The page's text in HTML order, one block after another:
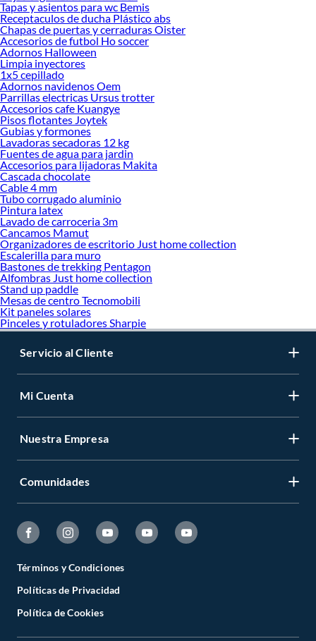
Tapas y asientos para wc Bemis
Receptaculos de ducha Plástico abs
Chapas de puertas y cerraduras Oister
Accesorios de futbol Ho soccer
Adornos Halloween
Limpia inyectores
1x5 cepillado
Adornos navidenos Oem
Parrillas electricas Ursus trotter
Accesorios cafe Kuangye
Pisos flotantes Joytek
Gubias y formones
Lavadoras secadoras 12 kg
Fuentes de agua para jardin
Accesorios para lijadoras Makita
Cascada chocolate
Cable 4 mm
Tubo corrugado aluminio
Pintura latex
Lavado de carroceria 3m
Cancamos Mamut
Organizadores de escritorio Just home collection
Escalerilla para muro
Bastones de trekking Pentagon
Alfombras Just home collection
Stand up paddle
Mesas de centro Tecnomobili
Kit paneles solares
Pinceles y rotuladores Sharpie
Servicio al Cliente
Mi Cuenta
Nuestra Empresa
Comunidades
Términos y Condiciones
Políticas de Privacidad
Política de Cookies